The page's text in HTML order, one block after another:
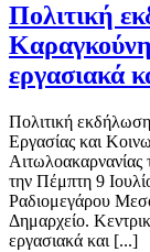
Πολιτική
εργασιακά
Πολιτική
Εργασίας και
την Πέμπτη 9
Ραδιομεγάρου
Δημαρχείο.
εργασιακά και [...]